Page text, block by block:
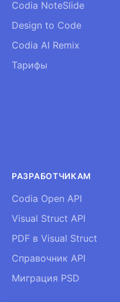
Codia NoteSlide
Design to Code
Codia AI Remix
Тарифы
РАЗРАБОТЧИКАМ
Codia Open API
Visual Struct API
PDF в Visual Struct
Справочник API
Миграция PSD